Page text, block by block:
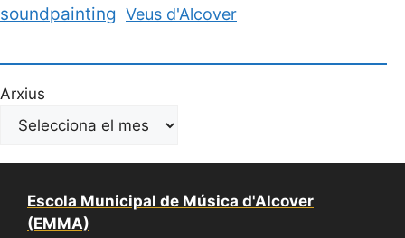
soundpainting Veus d'Alcover
Arxius
Escola Municipal de Música d'Alcover
(EMMA)